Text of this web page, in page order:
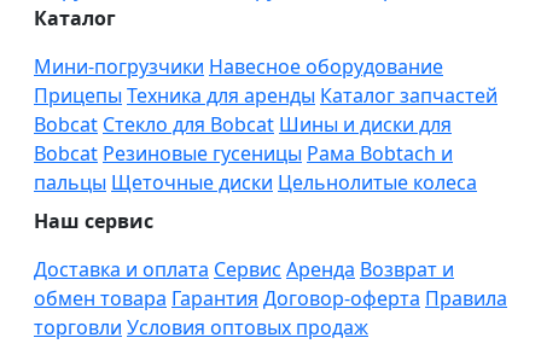
Каталог
Мини-погрузчики Навесное оборудование
Прицепы Техника для аренды Каталог запчастей
Bobcat Стекло для Bobcat Шины и диски для
Bobcat Резиновые гусеницы Рама Bobtach и
пальцы Щеточные диски Цельнолитые колеса
Наш сервис
Доставка и оплата Сервис Аренда Возврат и
обмен товара Гарантия Договор-оферта Правила
торговли Условия оптовых продаж